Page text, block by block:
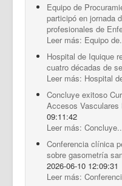
Equipo de
participó en jornada
profesionales de
Leer más: Equipo
Hospital de Iquique
cuatro décadas de
Leer más: Hospital
Concluye exitoso
Accesos
09:11:42
Leer más:
Conferencia clínica
sobre gasometría
2026-06-10 12:09:31
Leer más: